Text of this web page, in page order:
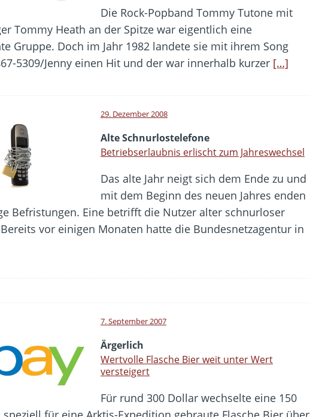
Die Rock-Popband Tommy Tutone mit
Tommy Heath an der Spitze war eigentlich eine
Gruppe. Doch im Jahr 1982 landete sie mit ihrem Song
5309/Jenny einen Hit und der war innerhalb kurzer […]
29. Dezember 2008
Alte Schnurlostelefone
Betriebserlaubnis erlischt zum Jahreswechsel
Das alte Jahr neigt sich dem Ende zu und
mit dem Beginn des neuen Jahres enden
Befristungen. Eine betrifft die Nutzer alter schnurloser
vor einigen Monaten hatte die Bundesnetzagentur in
7. September 2007
Ärgerlich
Wertvolle Flasche Bier weit unter Wert
versteigert
Für rund 300 Dollar wechselte eine 150